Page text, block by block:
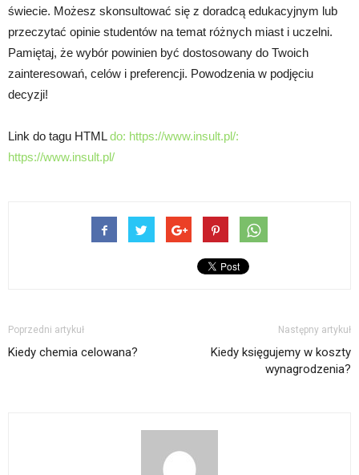
świecie. Możesz skonsultować się z doradcą edukacyjnym lub
przeczytać opinie studentów na temat różnych miast i uczelni.
Pamiętaj, że wybór powinien być dostosowany do Twoich
zainteresowań, celów i preferencji. Powodzenia w podjęciu
decyzji!
Link do tagu HTMLdo: https://www.insult.pl/:
https://www.insult.pl/
Poprzedni artykuł
Kiedy chemia celowana?
Następny artykuł
Kiedy księgujemy w koszty
wynagrodzenia?